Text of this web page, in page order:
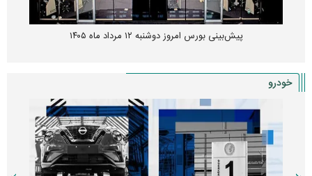
پیش‌بینی بورس امروز دوشنبه ۱۲ مرداد ماه ۱۴۰۵
خودرو